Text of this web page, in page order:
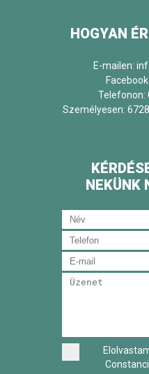
HOGYAN
E-mailen:
Telefonon:
Személyesen:
NEKÜNK